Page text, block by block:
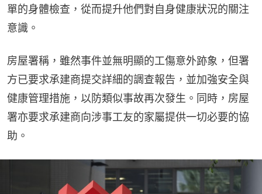
單的身體檢查，從而提升他們對自身健康狀況的關注
意識。
房屋署稱，雖然事件並無明顯的工傷意外跡象，但署
方已要求承建商提交詳細的調查報告，並加強安全與
健康管理措施，以防類似事故再次發生。同時，房屋
署亦要求承建商向涉事工友的家屬提供一切必要的協
助。